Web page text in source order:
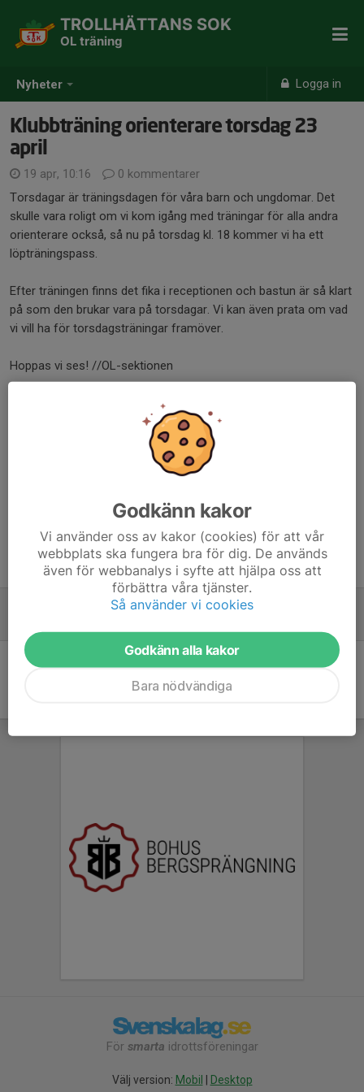
Nyheter Logga in
TROLLHÄTTANS SOK
OL träning
Klubbträning orienterare torsdag 23
april
19 apr, 10:16
0 kommentarer
Torsdagar är träningsdagen för våra barn och ungdomar. Det
skulle vara roligt om vi kom igång med träningar för alla andra
orienterare också, så nu på torsdag kl. 18 kommer vi ha ett
löpträningspass.
Efter träningen finns det fika i receptionen och bastun är så klart
på som den brukar vara på torsdagar. Vi kan även prata om vad
vi vill ha för torsdagsträningar framöver.
Hoppas vi ses! //OL-sektionen
Tidigare nyheter
Klubbträning orienterare torsdag 23 april
För smarta idrottsföreningar
Välj version: Mobil | Desktop
Godkänn kakor
Vi använder oss av kakor (cookies) för att vår
webbplats ska fungera bra för dig. De används
även för webbanalys i syfte att hjälpa oss att
förbättra våra tjänster.
Så använder vi cookies
Godkänn alla kakor
Bara nödvändiga